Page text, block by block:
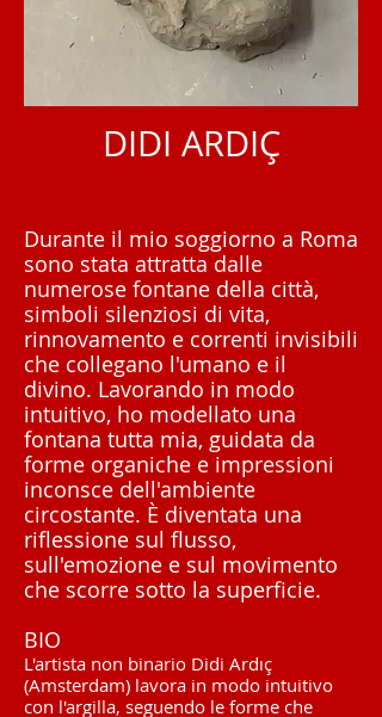
DIDI ARDIÇ
Durante il mio soggiorno a Roma
sono stata attratta dalle
numerose fontane della città,
simboli silenziosi di vita,
rinnovamento e correnti invisibili
che collegano l'umano e il
divino. Lavorando in modo
intuitivo, ho modellato una
fontana tutta mia, guidata da
forme organiche e impressioni
inconsce dell'ambiente
circostante. È diventata una
riflessione sul flusso,
sull'emozione e sul movimento
che scorre sotto la superficie.
BIO
L'artista non binario Didi Ardıç
(Amsterdam) lavora in modo intuitivo
con l'argilla, seguendo le forme che